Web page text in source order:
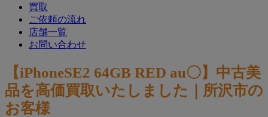
買取
ご依頼の流れ
店舗一覧
お問い合わせ
【iPhoneSE2 64GB RED au〇】中古美
品を高価買取いたしました｜所沢市の
お客様